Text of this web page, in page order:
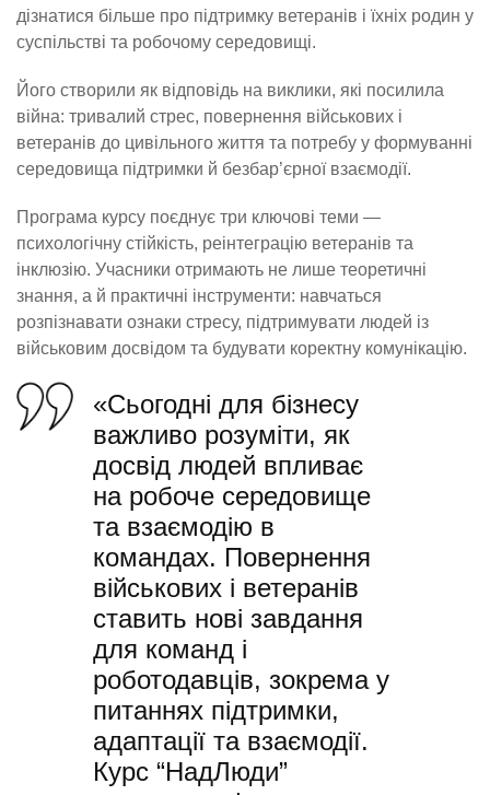
дізнатися більше про підтримку ветеранів і їхніх родин у
суспільстві та робочому середовищі.
Його створили як відповідь на виклики, які посилила
війна: тривалий стрес, повернення військових і
ветеранів до цивільного життя та потребу у формуванні
середовища підтримки й безбар’єрної взаємодії.
Програма курсу поєднує три ключові теми —
психологічну стійкість, реінтеграцію ветеранів та
інклюзію. Учасники отримають не лише теоретичні
знання, а й практичні інструменти: навчаться
розпізнавати ознаки стресу, підтримувати людей із
військовим досвідом та будувати коректну комунікацію.
«Сьогодні для бізнесу
важливо розуміти, як
досвід людей впливає
на робоче середовище
та взаємодію в
командах. Повернення
військових і ветеранів
ставить нові завдання
для команд і
роботодавців, зокрема у
питаннях підтримки,
адаптації та взаємодії.
Курс “НадЛюди”